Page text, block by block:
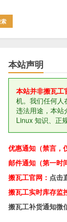
本站声明
本站并非搬瓦工
机。我们任何人
违法用途，本站
Linux 知识、正
优惠通知（禁言，
邮件通知（第一时
搬瓦工官网： 点击
搬瓦工实时库存监
搬瓦工补货通知